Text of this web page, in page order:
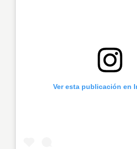
Ver esta publicación en